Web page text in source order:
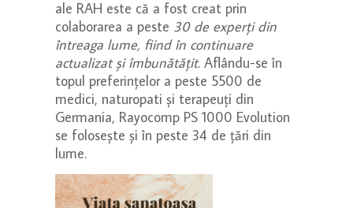
ale RAH este că a fost creat prin
colaborarea a peste 30 de experți din
întreaga lume, fiind în continuare
actualizat și îmbunătățit. Aflându-se în
topul preferințelor a peste 5500 de
medici, naturopati și terapeuți din
Germania, Rayocomp PS 1000 Evolution
se folosește și în peste 34 de țări din
lume.